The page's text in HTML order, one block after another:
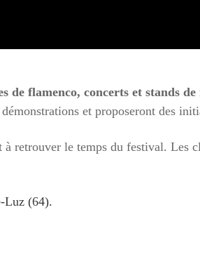
de flamenco, concerts et stands
et proposeront des
retrouver le temps du festival. Les
Luz (64).